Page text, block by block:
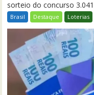
sorteio do concurso
Brasil Destaque Loterias